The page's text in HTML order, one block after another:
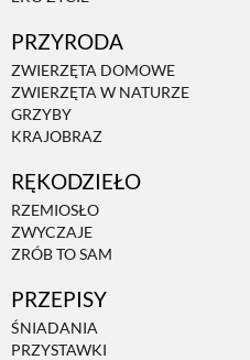
PRZYRODA
ZWIERZĘTA DOMOWE
ZWIERZĘTA W NATURZE
GRZYBY
KRAJOBRAZ
RĘKODZIEŁO
RZEMIOSŁO
ZWYCZAJE
ZRÓB TO SAM
PRZEPISY
ŚNIADANIA
PRZYSTAWKI